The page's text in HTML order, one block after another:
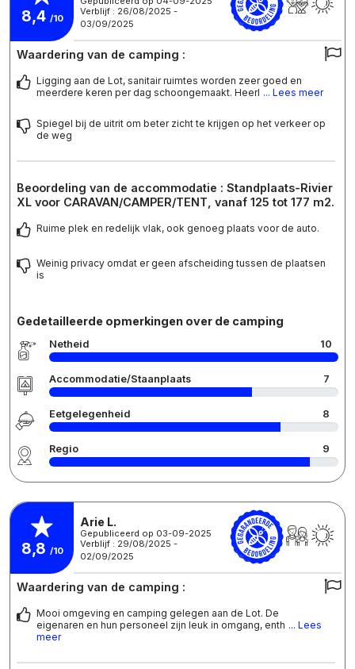
8,4 /10
Verblijf : 26/08/2025 -
03/09/2025
Waardering van de camping :
Ligging aan de Lot, sanitair ruimtes worden zeer goed en
meerdere keren per dag schoongemaakt. Heerl ... Lees meer
Spiegel bij de uitrit om beter zicht te krijgen op het verkeer op
de weg
Beoordeling van de accommodatie : Standplaats-Rivier
XL voor CARAVAN/CAMPER/TENT, vanaf 125 tot 177 m2.
Ruime plek en redelijk vlak, ook genoeg plaats voor de auto.
Weinig privacy omdat er geen afscheiding tussen de plaatsen
is
Gedetailleerde opmerkingen over de camping
Netheid 10
Accommodatie/Staanplaats 7
Eetgelegenheid 8
Regio 9
8,8 /10
Arie L.
Gepubliceerd op 03-09-2025
Verblijf : 29/08/2025 -
02/09/2025
Waardering van de camping :
Mooi omgeving en camping gelegen aan de Lot. De
eigenaren en hun personeel zijn leuk in omgang, enth ... Lees
meer